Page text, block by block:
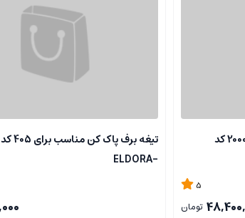
سرسیلندر کامل مناسب برای پژو 2000 کد
5
تومان
-ELDORA